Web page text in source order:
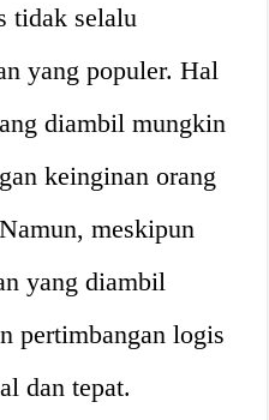
tidak selalu
yang populer. Hal
diambil mungkin
keinginan orang
meskipun
yang diambil
pertimbangan logis
dan tepat.